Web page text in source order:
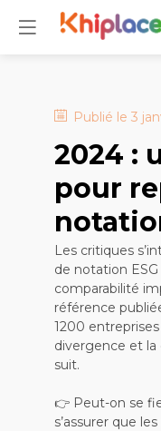
Publié le 3
2024 :
pour
Les critiques
de notation
comparabilité
référence
1200
divergence et la
suit.
👉 Peut-on se
s’assurer que